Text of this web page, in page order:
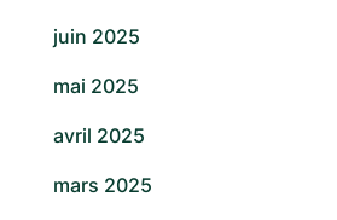
juin 2025
mai 2025
avril 2025
mars 2025